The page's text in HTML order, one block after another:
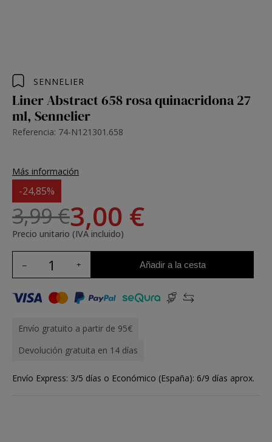
SENNELIER
Liner Abstract 658 rosa quinacridona 27
ml, Sennelier
Referencia: 74-N121301.658
Más información
-24,85%
3,99 €3,00 €
Precio unitario (IVA incluido)
Añadir a la cesta
Envío gratuito a partir de 95€
Devolución gratuita en 14 días
Envío Express: 3/5 días o Económico (España): 6/9 días aprox.